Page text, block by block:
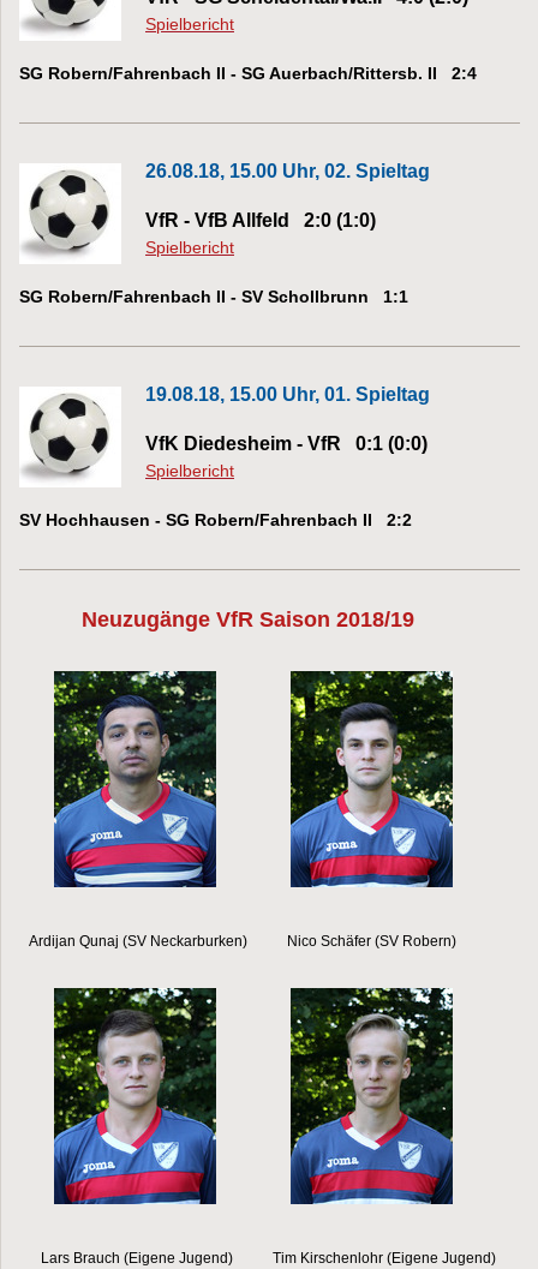
Spielbericht
SG Robern/Fahrenbach II - SG Auerbach/Rittersb. II 2:4
26.08.18, 15.00 Uhr, 02. Spieltag
VfR - VfB Allfeld 2:0 (1:0)
Spielbericht
SG Robern/Fahrenbach II - SV Schollbrunn 1:1
19.08.18, 15.00 Uhr, 01. Spieltag
VfK Diedesheim - VfR 0:1 (0:0)
Spielbericht
SV Hochhausen - SG Robern/Fahrenbach II 2:2
Neuzugänge VfR Saison 2018/19
Ardijan Qunaj (SV Neckarburken) Nico Schäfer (SV Robern)
Lars Brauch (Eigene Jugend) Tim Kirschenlohr (Eigene Jugend)